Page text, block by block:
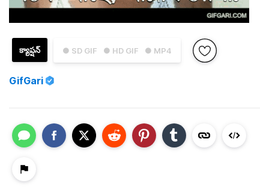
● SD GIF ● HD GIF ● MP4
క్యాప్షన్
GifGari